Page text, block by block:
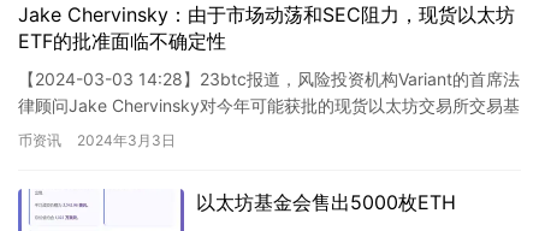
Jake Chervinsky：由于市场动荡和SEC阻力，现货以太坊
ETF的批准面临不确定性
【2024-03-03 14:28】23btc报道，风险投资机构Variant的首席法
律顾问Jake Chervinsky对今年可能获批的现货以太坊交易所交易基
金（ETF）表示持怀…
币资讯 2024年3月3日
以太坊基金会售出5000枚ETH